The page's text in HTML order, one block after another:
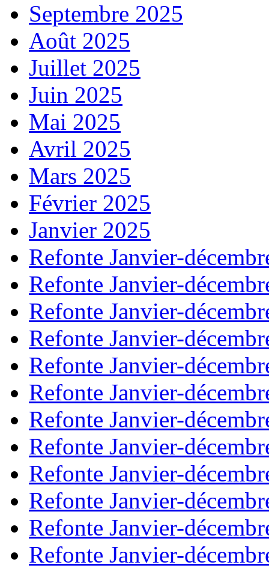
Septembre 2025
Août 2025
Juillet 2025
Juin 2025
Mai 2025
Avril 2025
Mars 2025
Février 2025
Janvier 2025
Refonte Janvier-
Refonte Janvier-
Refonte Janvier-
Refonte Janvier-
Refonte Janvier-
Refonte Janvier-
Refonte Janvier-
Refonte Janvier-
Refonte Janvier-
Refonte Janvier-
Refonte Janvier-
Refonte Janvier-